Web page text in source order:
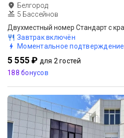
Белгород
5 Бассейнов
Завтрак включён
Моментальное подтверждение
5 555 ₽ для 2 гостей
188 бонусов